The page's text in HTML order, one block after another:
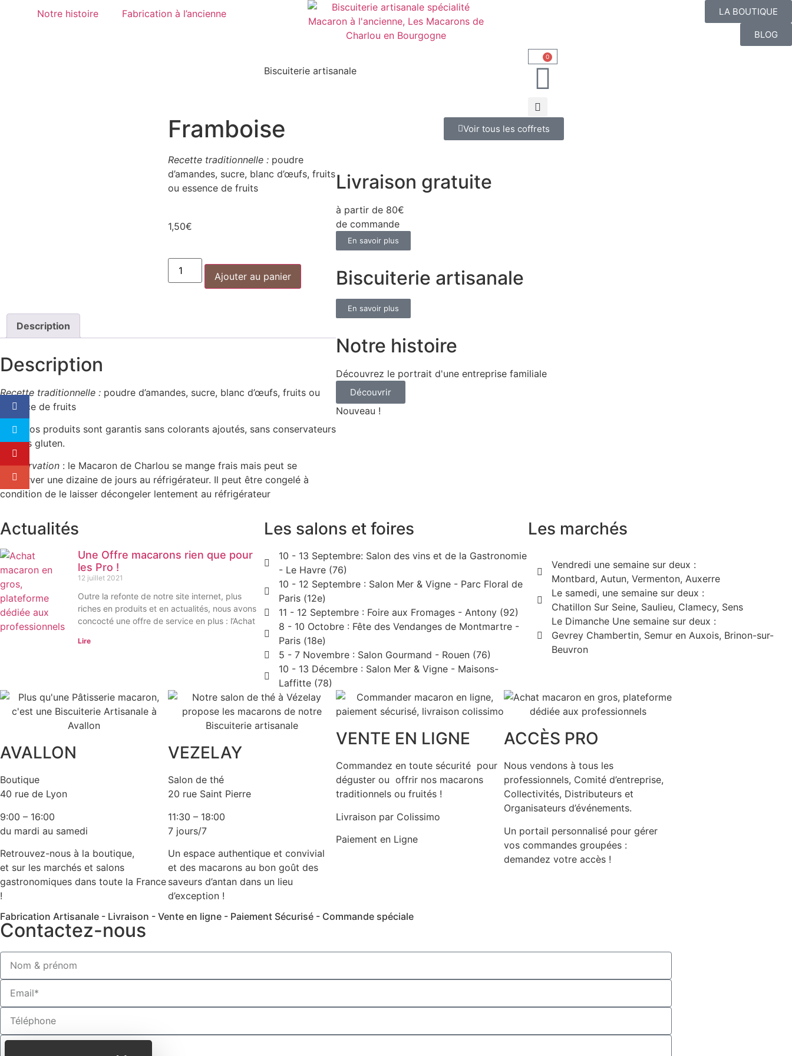
Panneau de gestion des cookies
Notre histoire Fabrication à l’ancienne
Biscuiterie artisanale
LA BOUTIQUE
BLOG
0
Framboise
Recette traditionnelle : poudre
d’amandes, sucre, blanc d’œufs, fruits
ou essence de fruits
1,50€
Ajouter au panier
Description
Description
Recette traditionnelle : poudre d’amandes, sucre, blanc d’œufs, fruits ou
essence de fruits
Tous nos produits sont garantis sans colorants ajoutés, sans conservateurs
et sans gluten.
Conservation : le Macaron de Charlou se mange frais mais peut se
conserver une dizaine de jours au réfrigérateur. Il peut être congelé à
condition de le laisser décongeler lentement au réfrigérateur
Voir tous les coffrets
Livraison gratuite
à partir de 80€
de commande
En savoir plus
Biscuiterie artisanale
En savoir plus
Notre histoire
Découvrez le portrait d'une entreprise familiale
Découvrir
Nouveau !
Actualités
Une Offre macarons rien que pour
les Pro !
12 juillet 2021
Outre la refonte de notre site internet, plus
riches en produits et en actualités, nous avons
concocté une offre de service en plus : l’Achat
Lire
Les salons et foires
10 - 13 Septembre: Salon des vins et de la Gastronomie
- Le Havre (76)
10 - 12 Septembre : Salon Mer & Vigne - Parc Floral de
Paris (12e)
11 - 12 Septembre : Foire aux Fromages - Antony (92)
8 - 10 Octobre : Fête des Vendanges de Montmartre -
Paris (18e)
5 - 7 Novembre : Salon Gourmand - Rouen (76)
10 - 13 Décembre : Salon Mer & Vigne - Maisons-
Laffitte (78)
Les marchés
Vendredi une semaine sur deux :
Montbard, Autun, Vermenton, Auxerre
Le samedi, une semaine sur deux :
Chatillon Sur Seine, Saulieu, Clamecy, Sens
Le Dimanche Une semaine sur deux :
Gevrey Chambertin, Semur en Auxois, Brinon-sur-
Beuvron
AVALLON
Boutique
40 rue de Lyon
9:00 – 16:00
du mardi au samedi
Retrouvez-nous à la boutique,
et sur les marchés et salons
gastronomiques dans toute la France
!
VEZELAY
Salon de thé
20 rue Saint Pierre
11:30 – 18:00
7 jours/7
Un espace authentique et convivial
et des macarons au bon goût des
saveurs d’antan dans un lieu
d’exception !
VENTE EN LIGNE
Commandez en toute sécurité pour
déguster ou offrir nos macarons
traditionnels ou fruités !
Livraison par Colissimo
Paiement en Ligne
ACCÈS PRO
Nous vendons à tous les
professionnels, Comité d’entreprise,
Collectivités, Distributeurs et
Organisateurs d’événements.
Un portail personnalisé pour gérer
vos commandes groupées :
demandez votre accès !
Fabrication Artisanale - Livraison - Vente en ligne - Paiement Sécurisé - Commande spéciale
Contactez-nous